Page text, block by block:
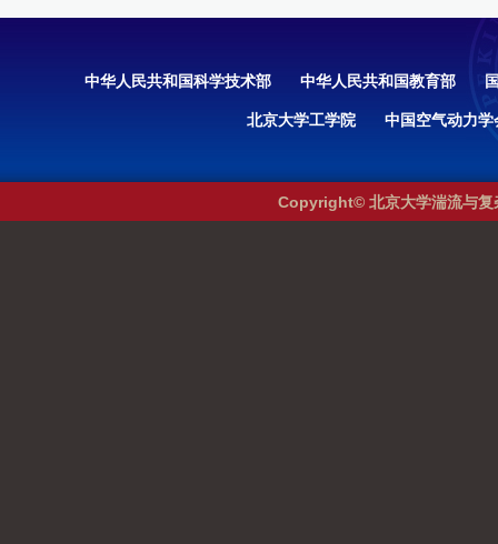
中华人民共和国科学技术部 中华人民共和国教育部
北京大学工学院 中国空气动力学
Copyright© 北京大学湍流与